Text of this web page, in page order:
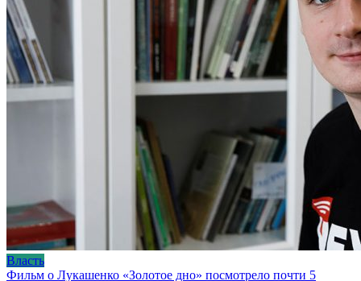
Власть
Фильм о Лукашенко «Золотое дно» посмотрело почти 5